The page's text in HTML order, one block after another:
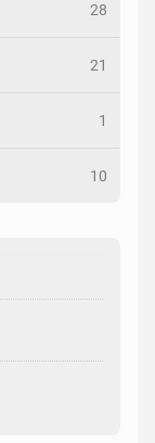
28
21
1
10